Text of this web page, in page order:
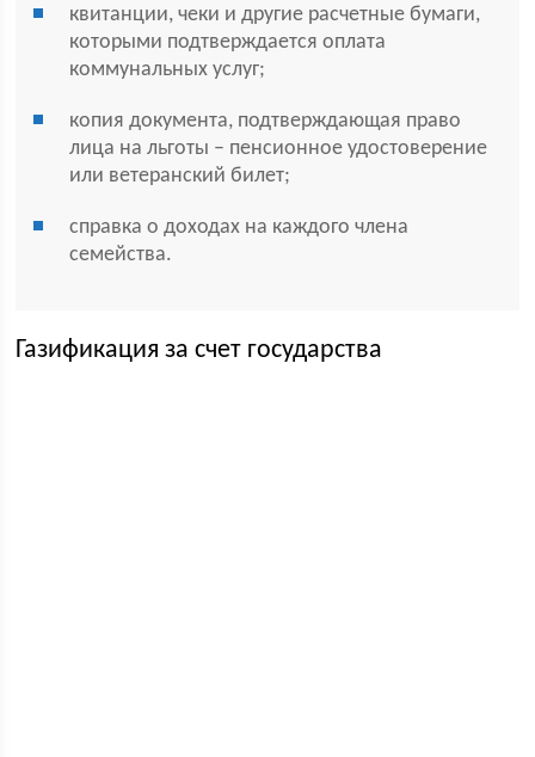
квитанции, чеки и другие расчетные бумаги,
которыми подтверждается оплата
коммунальных услуг;
копия документа, подтверждающая право
лица на льготы – пенсионное удостоверение
или ветеранский билет;
справка о доходах на каждого члена
семейства.
Газификация за счет государства